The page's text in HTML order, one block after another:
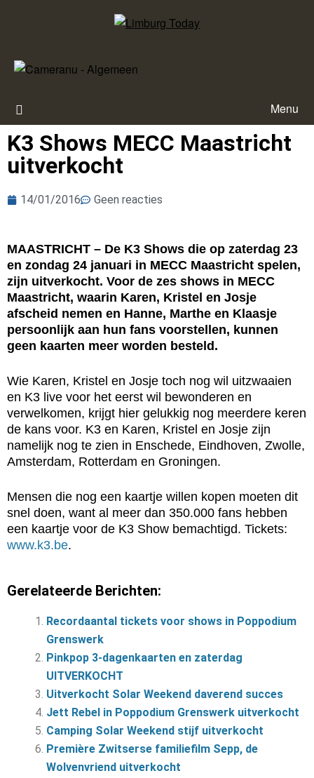
Menu
K3 Shows MECC Maastricht
uitverkocht
14/01/2016 Geen reacties
MAASTRICHT – De K3 Shows die op zaterdag 23
en zondag 24 januari in MECC Maastricht spelen,
zijn uitverkocht. Voor de zes shows in MECC
Maastricht, waarin Karen, Kristel en Josje
afscheid nemen en Hanne, Marthe en Klaasje
persoonlijk aan hun fans voorstellen, kunnen
geen kaarten meer worden besteld.
Wie Karen, Kristel en Josje toch nog wil uitzwaaien
en K3 live voor het eerst wil bewonderen en
verwelkomen, krijgt hier gelukkig nog meerdere keren
de kans voor. K3 en Karen, Kristel en Josje zijn
namelijk nog te zien in Enschede, Eindhoven, Zwolle,
Amsterdam, Rotterdam en Groningen.
Mensen die nog een kaartje willen kopen moeten dit
snel doen, want al meer dan 350.000 fans hebben
een kaartje voor de K3 Show bemachtigd. Tickets:
www.k3.be.
Gerelateerde Berichten:
Recordaantal tickets voor shows in Poppodium
Grenswerk
Pinkpop 3-dagenkaarten en zaterdag
UITVERKOCHT
Uitverkocht Solar Weekend daverend succes
Jett Rebel in Poppodium Grenswerk uitverkocht
Camping Solar Weekend stijf uitverkocht
Première Zwitserse familiefilm Sepp, de
Wolvenvriend uitverkocht